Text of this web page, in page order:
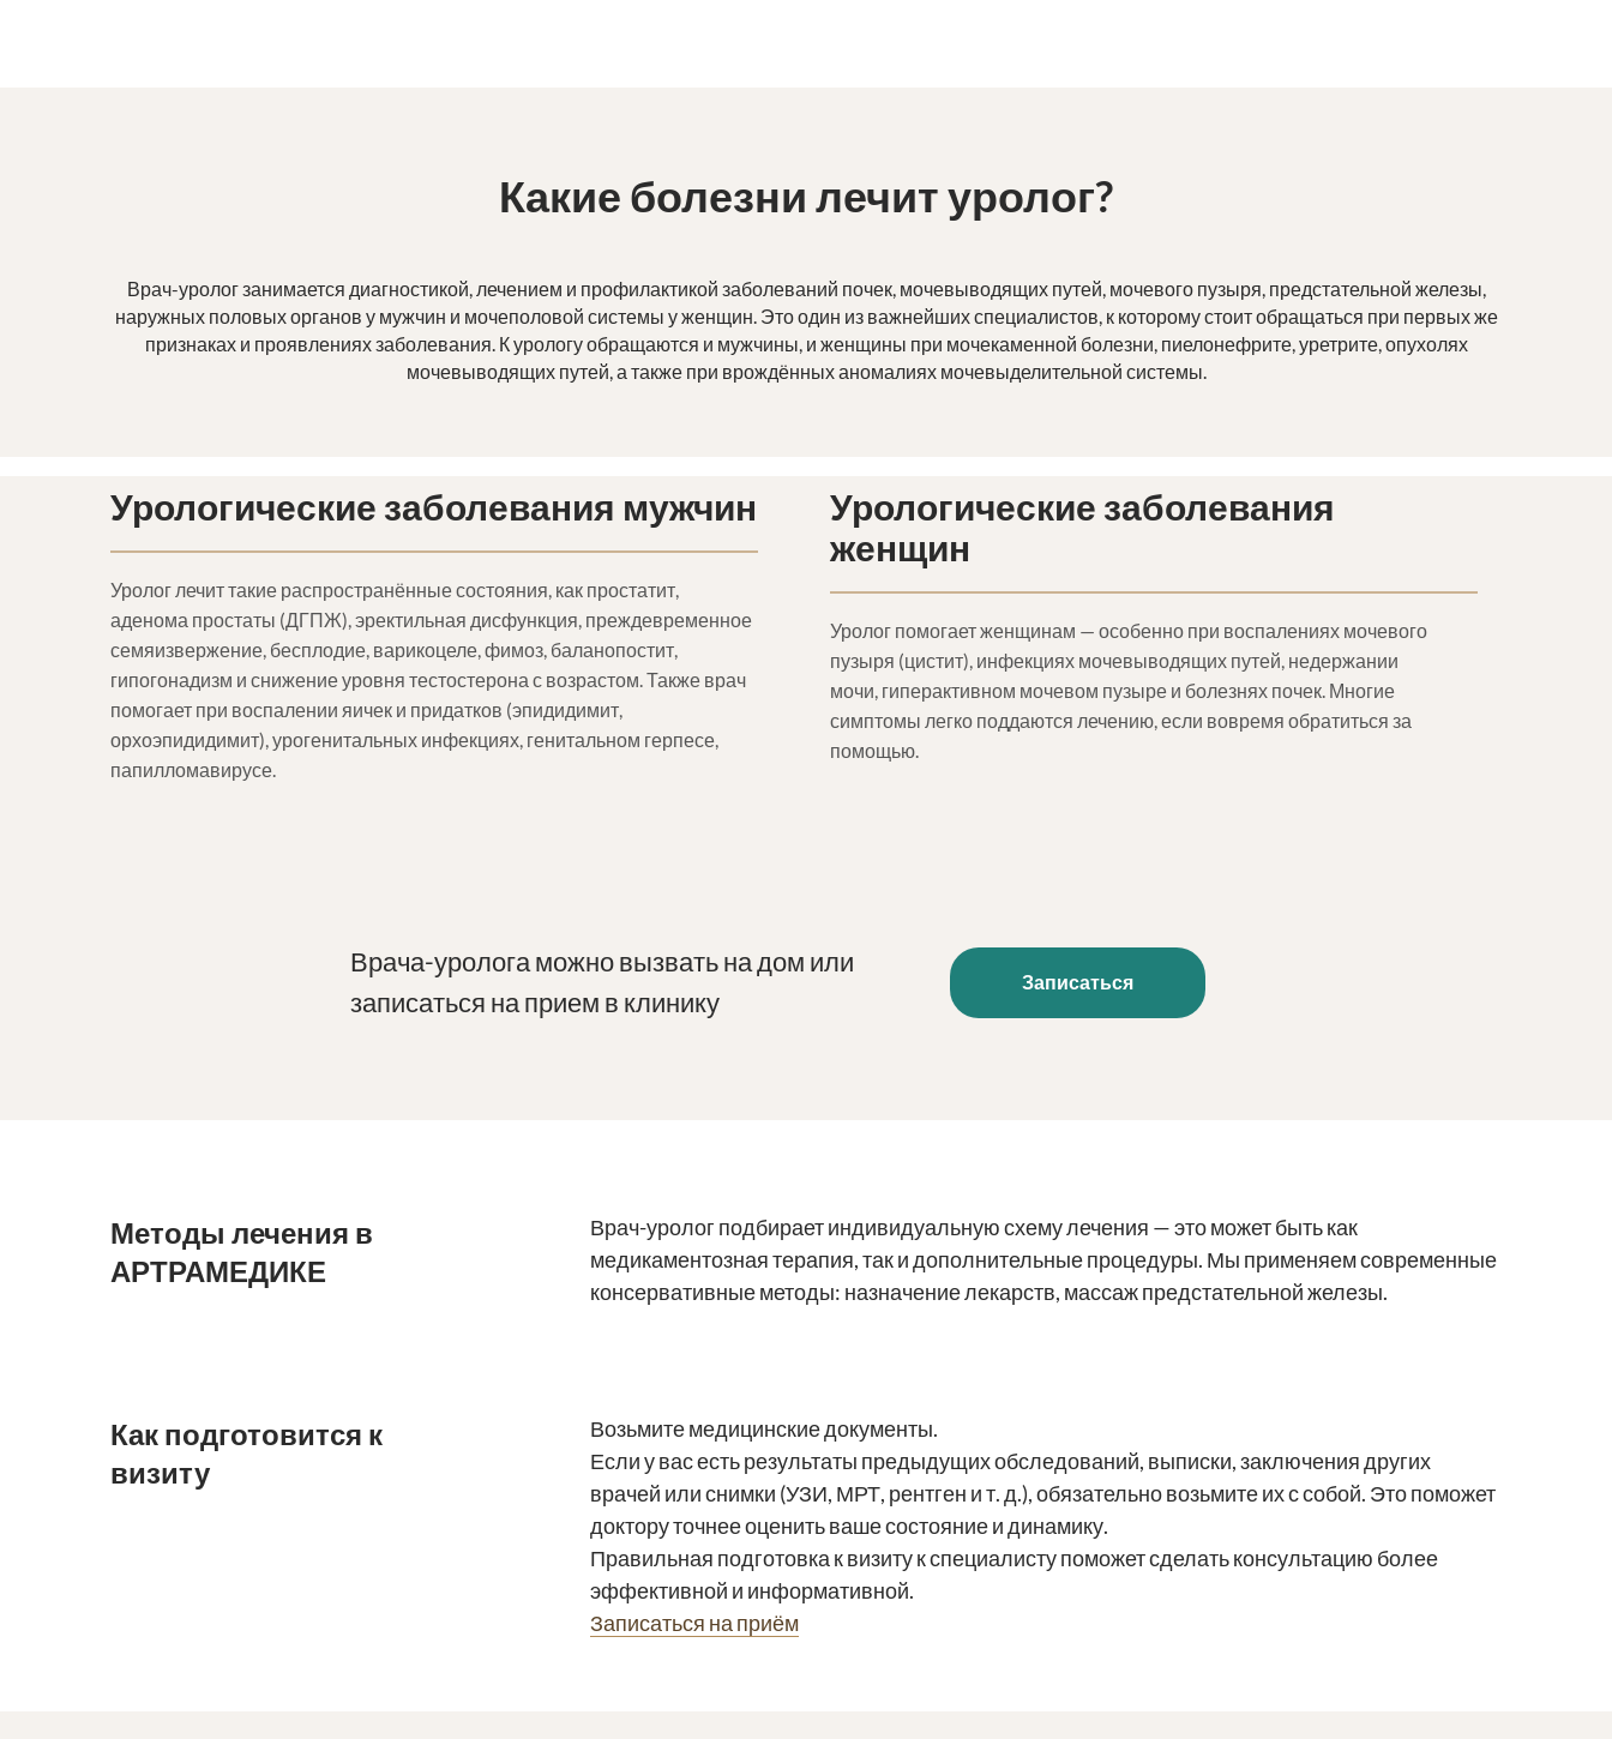
Какие болезни лечит уролог?
Врач-уролог занимается диагностикой, лечением и профилактикой заболеваний почек, мочевыводящих путей, мочевого пузыря, предстательной железы,
наружных половых органов у мужчин и мочеполовой системы у женщин. Это один из важнейших специалистов, к которому стоит обращаться при первых же
признаках и проявлениях заболевания. К урологу обращаются и мужчины, и женщины при мочекаменной болезни, пиелонефрите, уретрите, опухолях
мочевыводящих путей, а также при врождённых аномалиях мочевыделительной системы.
Урологические заболевания мужчин
Уролог лечит такие распространённые состояния, как простатит,
аденома простаты (ДГПЖ), эректильная дисфункция, преждевременное
семяизвержение, бесплодие, варикоцеле, фимоз, баланопостит,
гипогонадизм и снижение уровня тестостерона с возрастом. Также врач
помогает при воспалении яичек и придатков (эпидидимит,
орхоэпидидимит), урогенитальных инфекциях, генитальном герпесе,
папилломавирусе.
Урологические заболевания
женщин
Уролог помогает женщинам — особенно при воспалениях мочевого
пузыря (цистит), инфекциях мочевыводящих путей, недержании
мочи, гиперактивном мочевом пузыре и болезнях почек. Многие
симптомы легко поддаются лечению, если вовремя обратиться за
помощью.
Врача-уролога можно вызвать на дом или
записаться на прием в клинику
Записаться
Методы лечения в
АРТРАМЕДИКЕ
Врач-уролог подбирает индивидуальную схему лечения — это может быть как
медикаментозная терапия, так и дополнительные процедуры. Мы применяем современные
консервативные методы: назначение лекарств, массаж предстательной железы.
Как подготовится к
визиту
Возьмите медицинские документы.
Если у вас есть результаты предыдущих обследований, выписки, заключения других
врачей или снимки (УЗИ, МРТ, рентген и т. д.), обязательно возьмите их с собой. Это поможет
доктору точнее оценить ваше состояние и динамику.
Правильная подготовка к визиту к специалисту поможет сделать консультацию более
эффективной и информативной.
Записаться на приём